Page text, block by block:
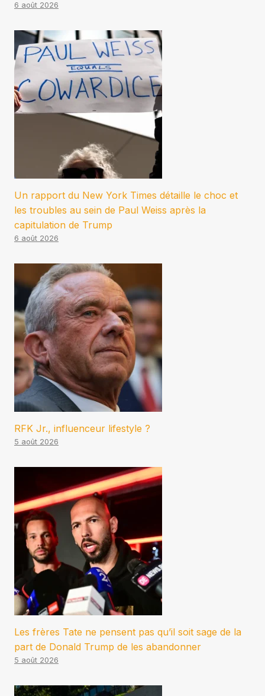
6 août 2026
Un rapport du New York Times détaille le choc et
les troubles au sein de Paul Weiss après la
capitulation de Trump
6 août 2026
RFK Jr., influenceur lifestyle ?
5 août 2026
Les frères Tate ne pensent pas qu’il soit sage de la
part de Donald Trump de les abandonner
5 août 2026